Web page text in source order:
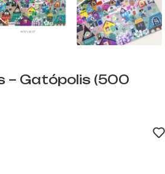
– Gatópolis (500